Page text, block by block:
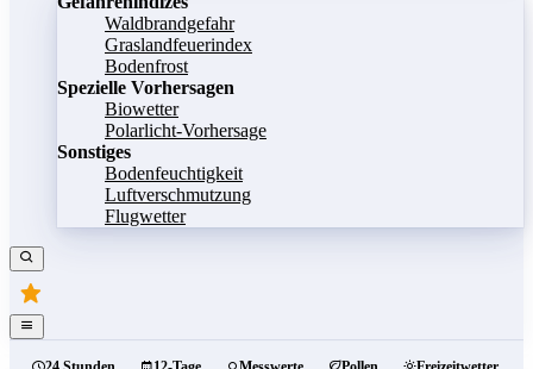
Waldbrandgefahr
Graslandfeuerindex
Bodenfrost
Spezielle Vorhersagen
Biowetter
Polarlicht-Vorhersage
Sonstiges
Bodenfeuchtigkeit
Luftverschmutzung
Flugwetter